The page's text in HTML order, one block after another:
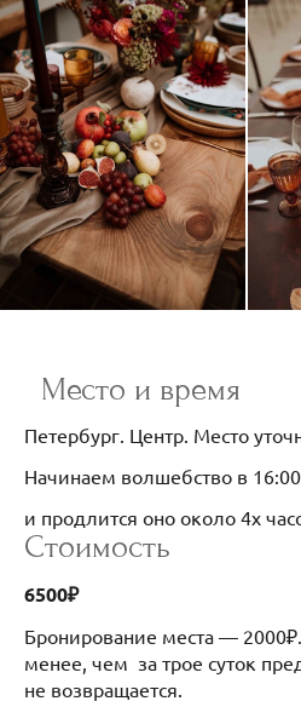
Место и время
Петербург. Центр. Место
Начинаем волшебство в 16:00
и продлится оно около 4х
Стоимость
6500₽
Бронирование места —
менее, чем за трое суток
не возвращается.